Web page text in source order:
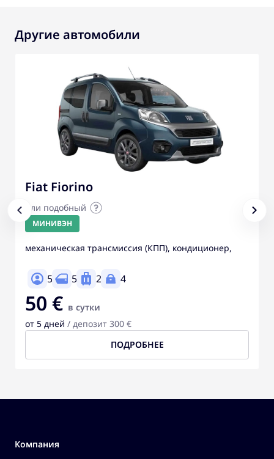
Другие автомобили
Fiat Fiorino
или подобный
МИНИВЭН
механическая трансмиссия (КПП), кондиционер,
5 5 2 4
50 € в сутки
от 5 дней / депозит 300 €
ПОДРОБНЕЕ
Компания